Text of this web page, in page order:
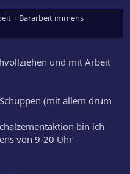
+ Bararbeit immens
und mit Arbeit
(mit allem drum
bin ich
von 9-20 Uhr